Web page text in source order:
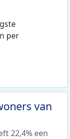
per
van
22,4% een